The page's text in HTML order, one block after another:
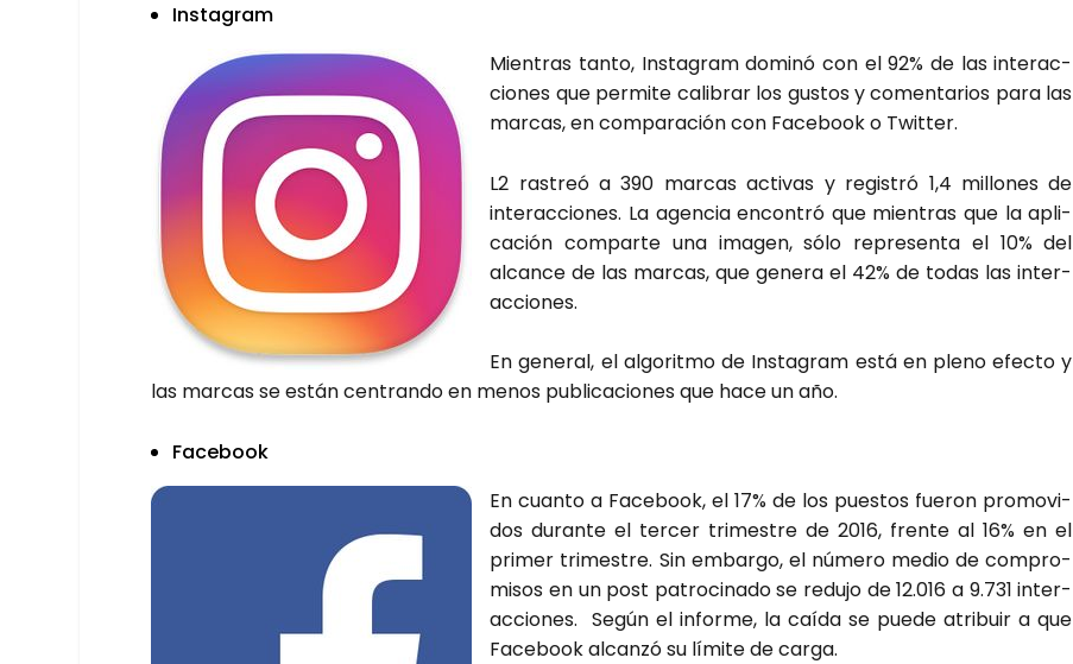
Ins­ta­gram
Mien­tras tan­to, Ins­ta­gram domi­nó con el 92% de las inter­ac­
cio­nes que per­mi­te cali­brar los gus­tos y comen­ta­rios para las
mar­cas, en com­pa­ra­ción con Face­book o Twit­ter.
L2 ras­treó a 390 mar­cas acti­vas y regis­tró 1,4 millo­nes de
inter­ac­cio­nes. La agen­cia encon­tró que mien­tras que la apli­
ca­ción com­par­te una ima­gen, sólo repre­sen­ta el 10% del
alcan­ce de las mar­cas, que gene­ra el 42% de todas las inter­
ac­cio­nes.
En gene­ral, el algo­rit­mo de Ins­ta­gram está en pleno efec­to y
las mar­cas se están cen­tran­do en menos publi­ca­cio­nes que hace un año.
Face­book
En cuan­to a Face­book, el 17% de los pues­tos fue­ron pro­mo­vi­
dos duran­te el ter­cer tri­mes­tre de 2016, fren­te al 16% en el
pri­mer tri­mes­tre. Sin embar­go, el núme­ro medio de com­pro­
mi­sos en un post patro­ci­na­do se redu­jo de 12.016 a 9.731 inter­
ac­cio­nes. Según el infor­me, la caí­da se pue­de atri­buir a que
Face­book alcan­zó su lími­te de car­ga.